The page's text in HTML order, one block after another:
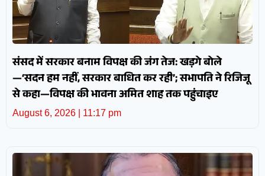
संसद में सरकार बनाम विपक्ष की जंग तेज: खड़गे बोले
—‘सदन हम नहीं, सरकार बाधित कर रही’; सभापति ने रिजिजू
से कहा—विपक्ष की भावना अमित शाह तक पहुंचाइए
August 6, 2026 11:17 pm